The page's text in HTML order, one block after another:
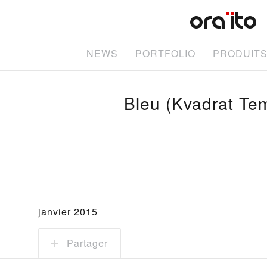
NEWS PORTFOLIO PRODUITS
Bleu (Kvadrat
janvier 2015
Partager